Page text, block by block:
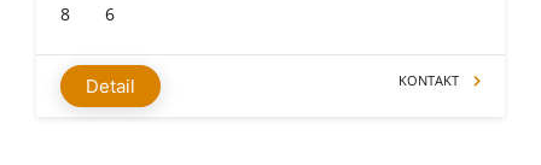
8 6
Detail KONTAKT